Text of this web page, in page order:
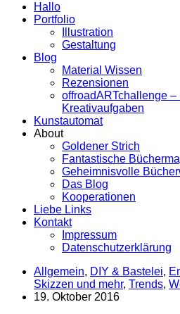
Hallo
Portfolio
Illustration
Gestaltung
Blog
Material Wissen
Rezensionen
offroadARTchallenge
Kreativaufgaben
Kunstautomat
About
Goldener Strich
Fantastische
Geheimnisvolle
Das Blog
Kooperationen
Liebe Links
Kontakt
Impressum
Datenschutzerklärung
Allgemein, DIY & Bastelei,
Skizzen und mehr, Trends,
19. Oktober 2016